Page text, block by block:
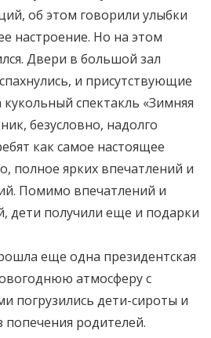
об этом говорили улыбки
настроение. Но на этом
Двери в большой зал
и присутствующие
спектакль «Зимняя
безусловно, надолго
как самое настоящее
полное ярких впечатлений и
Помимо впечатлений и
дети получили еще и подарки
еще одна президентская
атмосферу с
погрузились дети-сироты и
попечения родителей.